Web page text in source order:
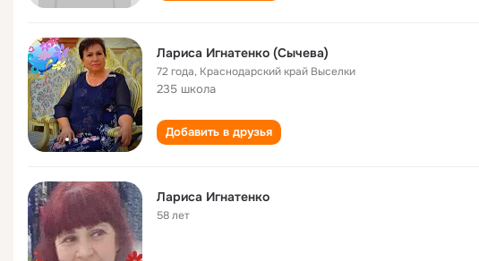
Лариса Игнатенко (Сычева)
72 года, Краснодарский край Выселки
235 школа
Добавить в друзья
Лариса Игнатенко
58 лет